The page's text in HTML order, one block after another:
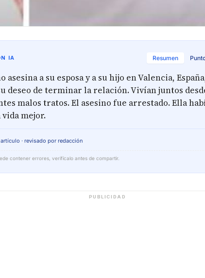
IA Resumen
asesina a su esposa y a su hijo en Valencia,
deseo de terminar la relación. Vivían juntos
malos tratos. El asesino fue arrestado. Ella
vida mejor.
· revisado por redacción
contener errores, verifícalo antes de compartir.
PUBLICIDAD